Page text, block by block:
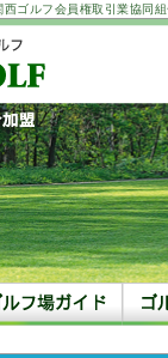
ゴルフ会員権取引業協同